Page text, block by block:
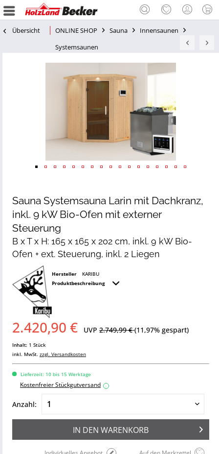
Übersicht ONLINE SHOP Sauna
Innensaunen
Systemsaunen
Sauna Systemsauna Larin mit Dachkranz,
inkl. 9 kW Bio-Ofen mit externer
Steuerung
B x T x H: 165 x 165 x 202 cm, inkl. 9 kW Bio-
Ofen + ext. Steuerung, inkl. 2 Liegen
Hersteller
KARIBU
Produktbeschreibung
2.420,90 € UVP 2.749,99 €(11,97% gespart)
Inhalt: 1 Stück
inkl. MwSt. zzgl. Versandkosten
Lieferzeit: 10 bis 15 Werktage
Kostenfreier Stückgutversand i
Anzahl:
IN DEN WARENKORB